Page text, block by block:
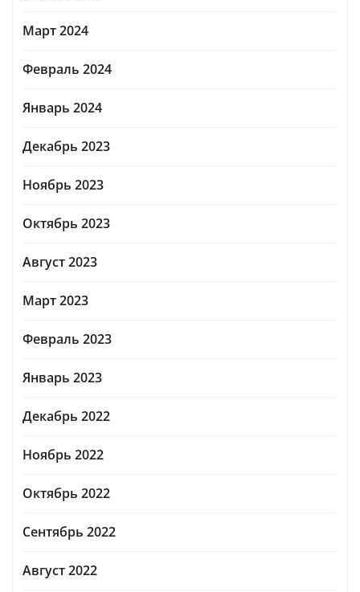
Март 2024
Февраль 2024
Январь 2024
Декабрь 2023
Ноябрь 2023
Октябрь 2023
Август 2023
Март 2023
Февраль 2023
Январь 2023
Декабрь 2022
Ноябрь 2022
Октябрь 2022
Сентябрь 2022
Август 2022